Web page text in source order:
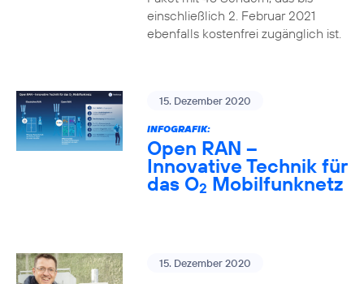
einschließlich 2. Februar 2021
ebenfalls kostenfrei zugänglich ist.
15. Dezember 2020
INFOGRAFIK:
Open RAN –
Innovative Technik für
das O2 Mobilfunknetz
15. Dezember 2020